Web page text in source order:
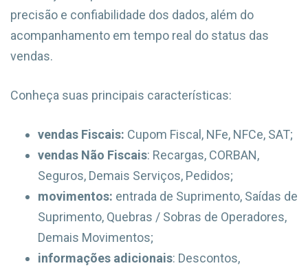
precisão e confiabilidade dos dados, além do
acompanhamento em tempo real do status das
vendas.
Conheça suas principais características:
vendas Fiscais: Cupom Fiscal, NFe, NFCe, SAT;
vendas Não Fiscais: Recargas, CORBAN,
Seguros, Demais Serviços, Pedidos;
movimentos: entrada de Suprimento, Saídas de
Suprimento, Quebras / Sobras de Operadores,
Demais Movimentos;
informações adicionais: Descontos,